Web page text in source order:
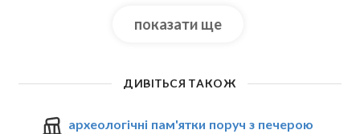
показати ще
ДИВІТЬСЯ ТАКОЖ
археологічні пам'ятки поруч з печерою